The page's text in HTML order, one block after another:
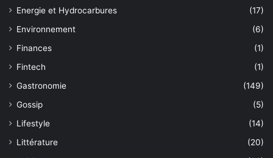
Energie et Hydrocarbures
(17)
Environnement
(6)
Finances
(1)
Fintech
(1)
Gastronomie
(149)
Gossip
(5)
Lifestyle
(14)
Littérature
(20)